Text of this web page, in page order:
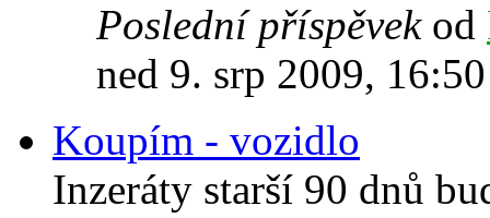
Poslední příspěvekod
ned 9. srp 2009, 16:50
Koupím - vozidlo
Inzeráty starší 90 dnů